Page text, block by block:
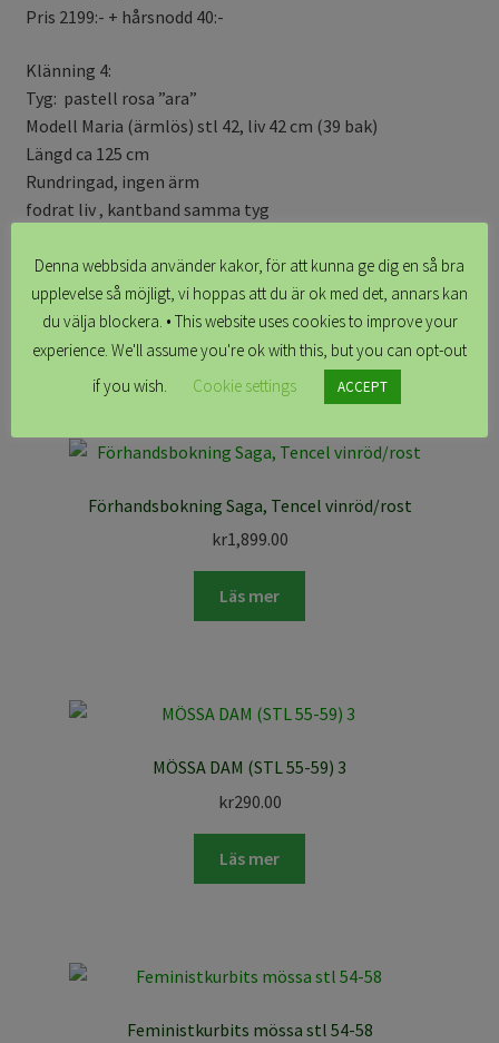
Pris 2199:- + hårsnodd 40:-
Klänning 4:
Tyg: pastell rosa ”ara”
Modell Maria (ärmlös) stl 42, liv 42 cm (39 bak)
Längd ca 125 cm
Rundringad, ingen ärm
fodrat liv , kantband samma tyg
Totalt 8156:- avdrag rabatt 256:- =7900:-
Hämtas i butiken (klara innan Lucia, troligtvis tidigare)
Relaterade produkter
Förhandsbokning Saga, Tencel vinröd/rost
kr1,899.00
Läs mer
MÖSSA DAM (STL 55-59) 3
kr290.00
Läs mer
Feministkurbits mössa stl 54-58
Denna webbsida använder kakor, för att kunna ge dig en så bra
upplevelse så möjligt, vi hoppas att du är ok med det, annars kan
du välja blockera. • This website uses cookies to improve your
experience. We'll assume you're ok with this, but you can opt-out
if you wish.
Cookie settings ACCEPT